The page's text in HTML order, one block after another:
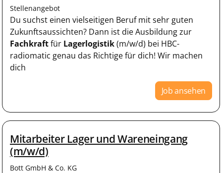
Stellenangebot
Du suchst einen vielseitigen Beruf mit sehr guten
Zukunftsaussichten? Dann ist die Ausbildung zur
Fachkraftfür Lagerlogistik(m/w/d) bei HBC-
radiomatic genau das Richtige für dich! Wir machen
dich
Job ansehen
Mitarbeiter Lager und Wareneingang
(m/w/d)
Bott GmbH & Co. KG